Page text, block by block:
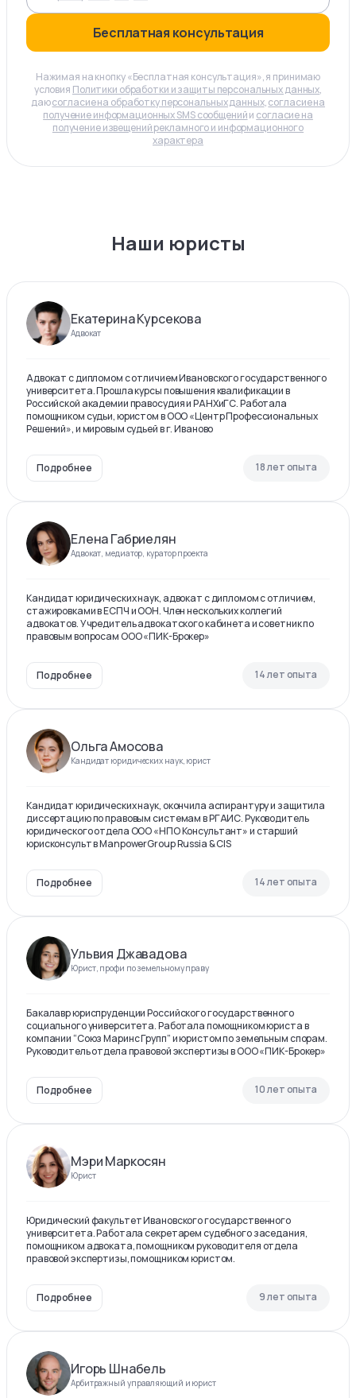
Бесплатная консультация
Нажимая на кнопку «Бесплатная консультация», я принимаю
условия Политики обработки и защиты персональных данных,
даюсогласие на обработку персональных данных,согласие на
получение информационных SMS сообщенийи согласие на
получение извещений рекламного и информационного
характера
Наши юристы
Екатерина Курсекова
Адвокат
Адвокат с дипломом с отличием Ивановского государственного
университета. Прошла курсы повышения квалификации в
Российской академии правосудия и РАНХиГС. Работала
помощником судьи, юристом в ООО «Центр Профессиональных
Решений», и мировым судьей в г. Иваново
Подробнее 18 лет опыта
Елена Габриелян
Адвокат, медиатор, куратор проекта
Кандидат юридических наук, адвокат с дипломом с отличием,
стажировками в ЕСПЧ и ООН. Член нескольких коллегий
адвокатов. Учредитель адвокатского кабинета и советник по
правовым вопросам ООО «ПИК-Брокер»
Подробнее 14 лет опыта
Ольга Амосова
Кандидат юридических наук, юрист
Кандидат юридических наук, окончила аспирантуру и защитила
диссертацию по правовым системам в РГАИС. Руководитель
юридического отдела ООО «НПО Консультант» и старший
юрисконсульт в ManpowerGroup Russia & CIS
Подробнее 14 лет опыта
Ульвия Джавадова
Юрист, профи по земельному праву
Бакалавр юриспруденции Российского государственного
социального университета. Работала помощником юриста в
компании “Союз Маринс Групп” и юристом по земельным спорам.
Руководитель отдела правовой экспертизы в ООО «ПИК-Брокер»
Подробнее 10 лет опыта
Мэри Маркосян
Юрист
Юридический факультет Ивановского государственного
университета. Работала секретарем судебного заседания,
помощником адвоката, помощником руководителя отдела
правовой экспертизы, помощником юристом.
Подробнее 9 лет опыта
Игорь Шнабель
Арбитражный управляющий и юрист